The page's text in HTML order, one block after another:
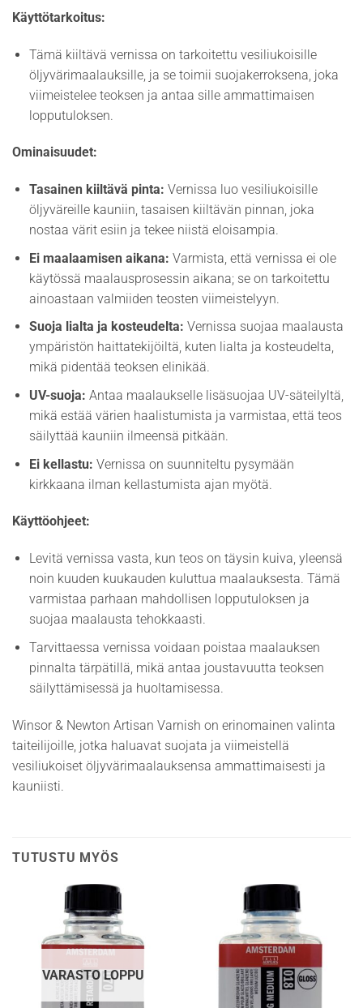
Käyttötarkoitus:
Tämä kiiltävä vernissa on tarkoitettu vesiliukoisille
öljyvärimaalauksille, ja se toimii suojakerroksena, joka
viimeistelee teoksen ja antaa sille ammattimaisen
lopputuloksen.
Ominaisuudet:
Tasainen kiiltävä pinta: Vernissa luo vesiliukoisille
öljyväreille kauniin, tasaisen kiiltävän pinnan, joka
nostaa värit esiin ja tekee niistä eloisampia.
Ei maalaamisen aikana: Varmista, että vernissa ei ole
käytössä maalausprosessin aikana; se on tarkoitettu
ainoastaan valmiiden teosten viimeistelyyn.
Suoja lialta ja kosteudelta: Vernissa suojaa maalausta
ympäristön haittatekijöiltä, kuten lialta ja kosteudelta,
mikä pidentää teoksen elinikää.
UV-suoja: Antaa maalaukselle lisäsuojaa UV-säteilyltä,
mikä estää värien haalistumista ja varmistaa, että teos
säilyttää kauniin ilmeensä pitkään.
Ei kellastu: Vernissa on suunniteltu pysymään
kirkkaana ilman kellastumista ajan myötä.
Käyttöohjeet:
Levitä vernissa vasta, kun teos on täysin kuiva, yleensä
noin kuuden kuukauden kuluttua maalauksesta. Tämä
varmistaa parhaan mahdollisen lopputuloksen ja
suojaa maalausta tehokkaasti.
Tarvittaessa vernissa voidaan poistaa maalauksen
pinnalta tärpätillä, mikä antaa joustavuutta teoksen
säilyttämisessä ja huoltamisessa.
Winsor & Newton Artisan Varnish on erinomainen valinta
taiteilijoille, jotka haluavat suojata ja viimeistellä
vesiliukoiset öljyvärimaalauksensa ammattimaisesti ja
kauniisti.
TUTUSTU MYÖS
VARASTO LOPPU